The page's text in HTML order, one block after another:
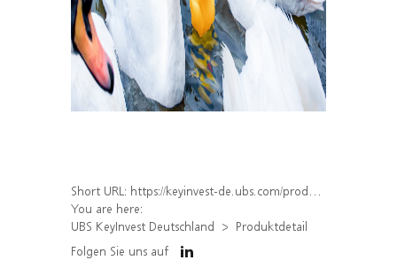
Short URL: https://keyinvest-de.ubs.com/produkt/detail/index/isin/DE000WA46BP8
You are here:
UBS KeyInvest Deutschland
Produktdetail
Folgen Sie uns auf